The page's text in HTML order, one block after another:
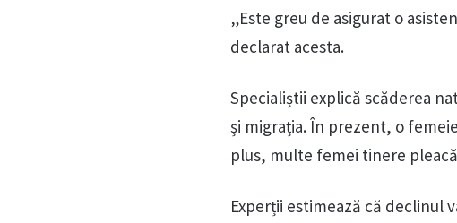
„Este greu de asigurat o
declarat acesta.
Specialiștii explică scăderea
și migrația. În prezent, o
plus, multe femei tinere
Experții estimează că declinul